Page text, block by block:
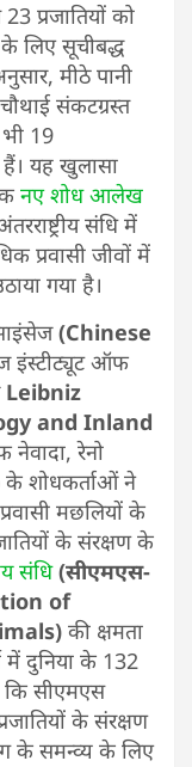
प्रजातियों को
के लिए सूचीबद्ध
मीठे पानी
संकटग्रस्त
भी 19
यह खुलासा
नए शोध आलेख
संधि में
प्रवासी जीवों में
गया है।
(Chinese
इंस्टीट्यूट ऑफ
Leibniz
and Inland
नेवादा, रेनो
के शोधकर्ताओं ने
मछलियों के
के संरक्षण के
संधि (सीएमएस-
of
की क्षमता
में दुनिया के 132
कि सीएमएस
के संरक्षण
के समन्व्य के लिए